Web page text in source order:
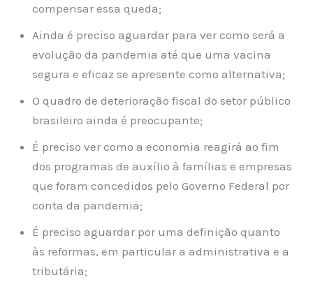
compensar essa queda;
Ainda é preciso aguardar para ver como será a
evolução da pandemia até que uma vacina
segura e eficaz se apresente como alternativa;
O quadro de deterioração fiscal do setor público
brasileiro ainda é preocupante;
É preciso ver como a economia reagirá ao fim
dos programas de auxílio à famílias e empresas
que foram concedidos pelo Governo Federal por
conta da pandemia;
É preciso aguardar por uma definição quanto
às reformas, em particular a administrativa e a
tributária;